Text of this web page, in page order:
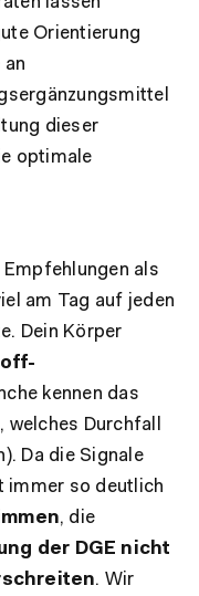
Orientierung
an
dieser
optimale
als
am Tag auf jeden
Dein Körper
kennen das
Durchfall
Da die Signale
immer so deutlich
, die
der DGE nicht
. Wir